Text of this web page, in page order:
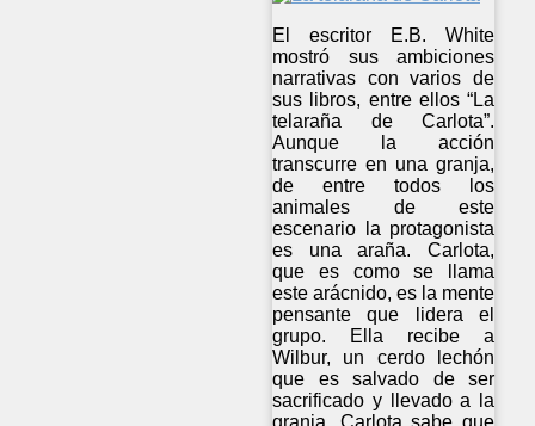
El escritor E.B. White
mostró sus ambiciones
narrativas con varios de
sus libros, entre ellos “La
telaraña de Carlota”.
Aunque la acción
transcurre en una granja,
de entre todos los
animales de este
escenario la protagonista
es una araña. Carlota,
que es como se llama
este arácnido, es la mente
pensante que lidera el
grupo. Ella recibe a
Wilbur, un cerdo lechón
que es salvado de ser
sacrificado y llevado a la
granja. Carlota sabe que